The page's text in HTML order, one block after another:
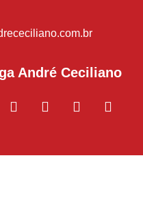
André Ceciliano